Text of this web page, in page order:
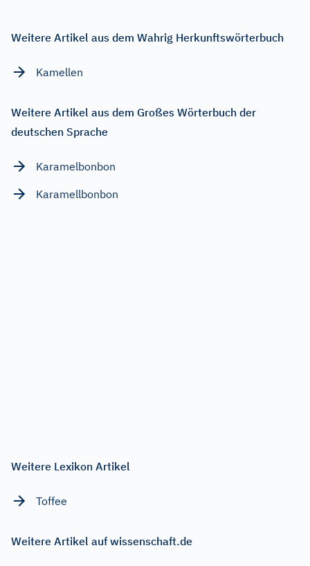
Weitere Artikel aus dem Wahrig Herkunftswörterbuch
Kamellen
Weitere Artikel aus dem Großes Wörterbuch der
deutschen Sprache
Karamelbonbon
Karamellbonbon
Weitere Lexikon Artikel
Toffee
Weitere Artikel auf wissenschaft.de